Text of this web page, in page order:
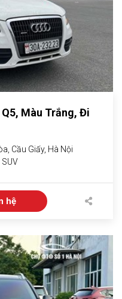
Q5, Màu Trắng, Đi
Cầu Giấy, Hà Nội
SUV
hệ